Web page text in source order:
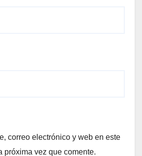
correo electrónico y web en este
próxima vez que comente.